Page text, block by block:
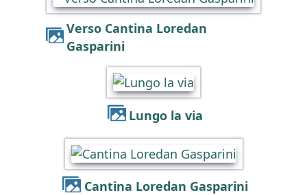
Verso Cantina Loredan
Gasparini
Lungo la via
Cantina Loredan Gasparini